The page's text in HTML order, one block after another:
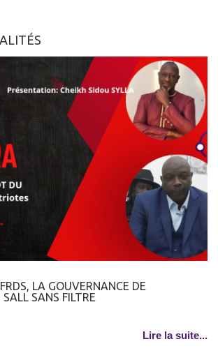
LA GOUVERNANCE DE
SALL SANS FILTRE
Lire la suite...